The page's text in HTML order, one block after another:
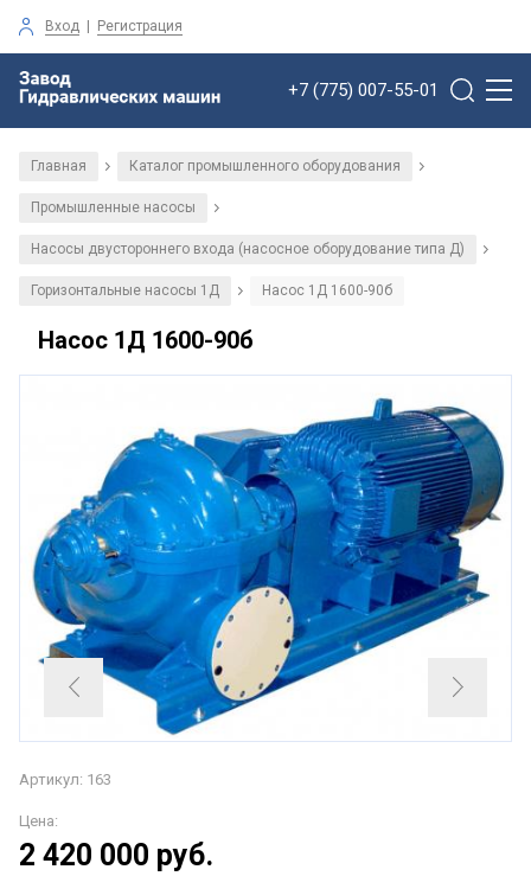
Вход | Регистрация
+7 (775) 007-55-01
Главная / Каталог промышленного оборудования /
Промышленные насосы /
Насосы двустороннего входа (насосное оборудование типа Д) /
Горизонтальные насосы 1Д / Насос 1Д 1600-90б
Насос 1Д 1600-90б
Артикул: 163
Цена:
2 420 000 руб.